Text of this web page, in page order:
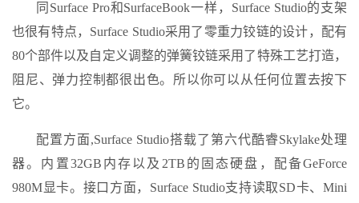
同Surface Pro和SurfaceBook一样，Surface Studio的支架
也很有特点，Surface Studio采用了零重力铰链的设计，配有
80个部件以及自定义调整的弹簧铰链采用了特殊工艺打造，
阻尼、弹力控制都很出色。所以你可以从任何位置去按下
它。
配置方面,Surface Studio搭载了第六代酷睿Skylake处理
器。内置32GB内存以及2TB的固态硬盘，配备GeForce
980M显卡。接口方面，Surface Studio支持读取SD卡、Mini